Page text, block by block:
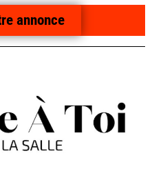
annonce